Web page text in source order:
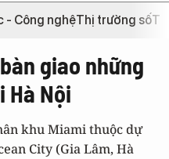
- Công nghệThị trường số
giao những
Hà Nội
khu Miami thuộc dự
City (Gia Lâm, Hà